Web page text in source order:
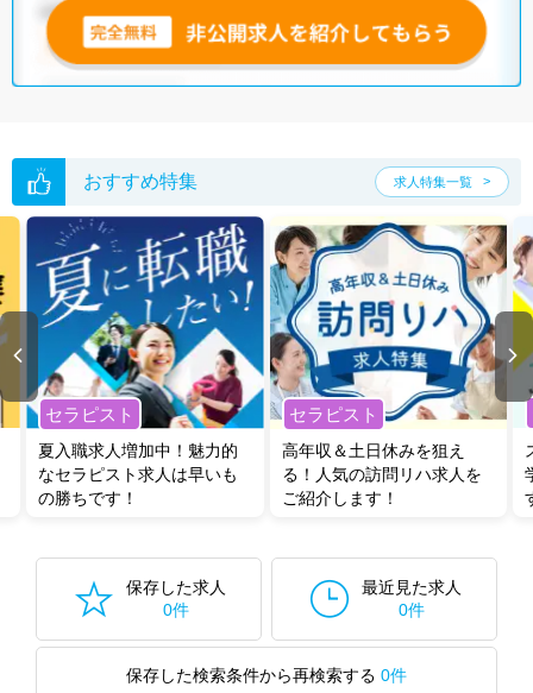
おすすめ特集 求人特集一覧
セラピスト
夏入職求人増加中！魅力的
なセラピスト求人は早いも
の勝ちです！
セラピスト
高年収＆土日休みを狙え
る！人気の訪問リハ求人を
ご紹介します！
保存した求人
0件
最近見た求人
0件
保存した検索条件から再検索する 0件